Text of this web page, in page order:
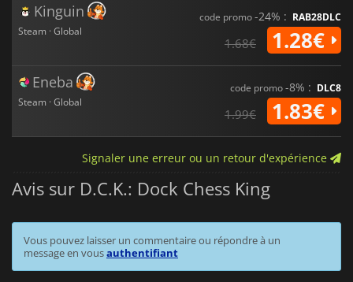
Kinguin
Steam · Global
code promo-24% : RAB28DLC
1.68€ 1.28€
Eneba
Steam · Global
code promo-8% : DLC8
1.99€ 1.83€
Signaler une erreur ou un retour d'expérience
Avis sur D.C.K.: Dock Chess King
Vous pouvez laisser un commentaire ou répondre à un
message en vousauthentifiant